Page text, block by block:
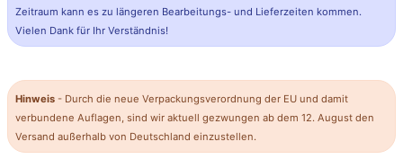
Zeitraum kann es zu längeren Bearbeitungs- und Lieferzeiten kommen.
Vielen Dank für Ihr Verständnis!
Hinweis - Durch die neue Verpackungsverordnung der EU und damit
verbundene Auflagen, sind wir aktuell gezwungen ab dem 12. August den
Versand außerhalb von Deutschland einzustellen.